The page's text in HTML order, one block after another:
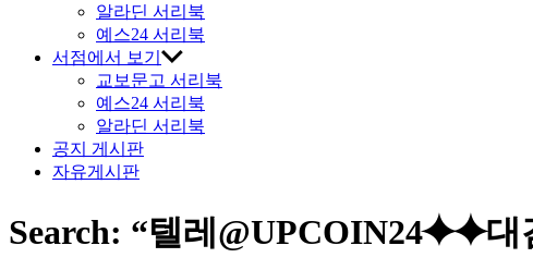
알라딘 서리북
예스24 서리북
서점에서 보기
교보문고 서리북
예스24 서리북
알라딘 서리북
공지 게시판
자유게시판
Search: “텔레@UPCOIN24⯌⯌대